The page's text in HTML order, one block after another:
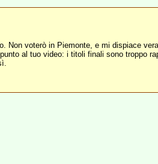
Non voterò in Piemonte, e mi dispiace
al tuo video: i titoli finali sono troppo